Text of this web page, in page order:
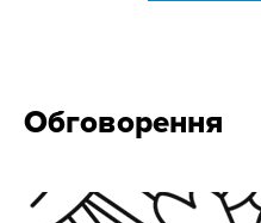
Обговорення